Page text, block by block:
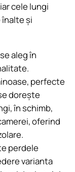
cele lungi
și
se aleg în
perfecte
dorește
în schimb,
oferind
perdele
varianta